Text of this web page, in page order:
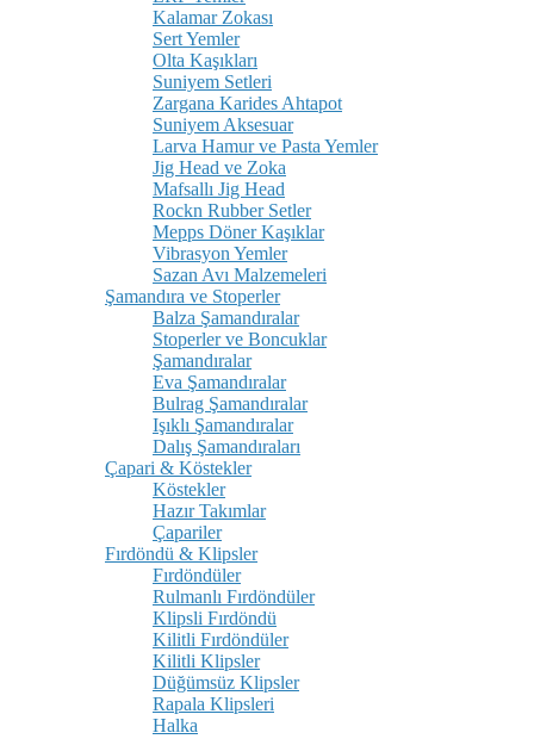
Kalamar Zokası
Sert Yemler
Olta Kaşıkları
Suniyem Setleri
Zargana Karides Ahtapot
Suniyem Aksesuar
Larva Hamur ve Pasta Yemler
Jig Head ve Zoka
Mafsallı Jig Head
Rockn Rubber Setler
Mepps Döner Kaşıklar
Vibrasyon Yemler
Sazan Avı Malzemeleri
Şamandıra ve Stoperler
Balza Şamandıralar
Stoperler ve Boncuklar
Şamandıralar
Eva Şamandıralar
Bulrag Şamandıralar
Işıklı Şamandıralar
Dalış Şamandıraları
Çapari & Köstekler
Köstekler
Hazır Takımlar
Çapariler
Fırdöndü & Klipsler
Fırdöndüler
Rulmanlı Fırdöndüler
Klipsli Fırdöndü
Kilitli Fırdöndüler
Kilitli Klipsler
Düğümsüz Klipsler
Rapala Klipsleri
Halka